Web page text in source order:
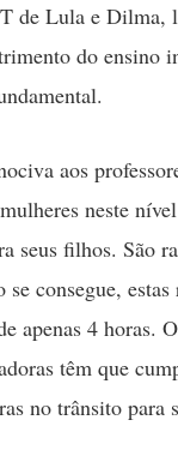
de Lula e Dilma,
do ensino
aos
neste
seus filhos. São
se consegue,
apenas 4 horas.
têm que
no trânsito para